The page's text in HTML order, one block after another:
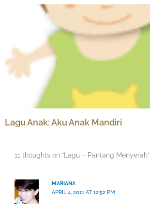
Lagu Anak: Aku Anak Mandiri
11 thoughts on “Lagu – Pantang Menyerah”
MARIANA
APRIL 4, 2011 AT 12:52 PM